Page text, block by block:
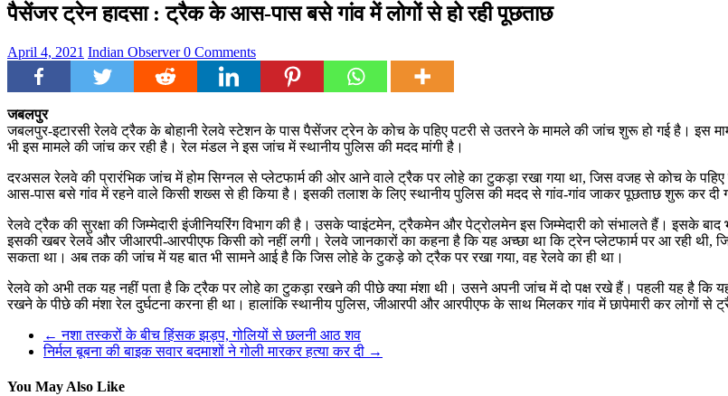
पैसेंजर ट्रेन हादसा : ट्रैक के आस-पास बसे गांव में लोगों से हो रही पूछताछ
April 4, 2021 Indian Observer0 Comments
जबलपुर
जबलपुर-इटारसी रेलवे ट्रैक के बोहानी रेलवे स्टेशन के पास पैसेंजर ट्रेन के कोच के पहिए पटरी से उतरने के मामले की जांच शुरू हो गई है। इस
भी इस मामले की जांच कर रही है। रेल मंडल ने इस जांच में स्थानीय पुलिस की मदद मांगी है।
दरअसल रेलवे की प्रारंभिक जांच में होम सिग्नल से प्लेटफार्म की ओर आने वाले ट्रैक पर लोहे का टुकड़ा रखा गया था, जिस वजह से कोच के
आस-पास बसे गांव में रहने वाले किसी शख्स से ही किया है। इसकी तलाश के लिए स्थानीय पुलिस की मदद से गांव-गांव जाकर पूछताछ शुरू कर दी
रेलवे ट्रैक की सुरक्षा की जिम्मेदारी इंजीनियरिंग विभाग की है। उसके प्वाइंटमेन, ट्रैकमेन और पेट्रोलमेन इस जिम्मेदारी को संभालते हैं। इसके
इसकी खबर रेलवे और जीआरपी-आरपीएफ किसी को नहीं लगी। रेलवे जानकारों का कहना है कि यह अच्छा था कि ट्रेन प्लेटफार्म पर आ रही थी,
सकता था। अब तक की जांच में यह बात भी सामने आई है कि जिस लोहे के टुकड़े को ट्रैक पर रखा गया, वह रेलवे का ही था।
रेलवे को अभी तक यह नहीं पता है कि ट्रैक पर लोहे का टुकड़ा रखने की पीछे क्या मंशा थी। उसने अपनी जांच में दो पक्ष रखे हैं। पहली यह है कि
रखने के पीछे की मंशा रेल दुर्घटना करना ही था। हालांकि स्थानीय पुलिस, जीआरपी और आरपीएफ के साथ मिलकर गांव में छापेमारी कर लोगों
← नशा तस्करों के बीच हिंसक झड़प, गोलियों से छलनी आठ शव
निर्मल बूबना की बाइक सवार बदमाशों ने गोली मारकर हत्या कर दी →
You May Also Like